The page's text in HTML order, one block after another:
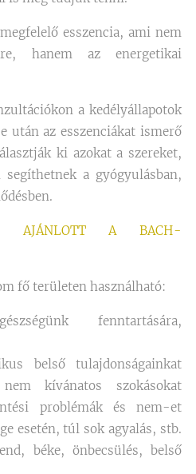
esszencia, ami nem
hanem az energetikai
a kedélyállapotok
után az esszenciákat ismerő
ki azokat a szereket,
a gyógyulásban,
AJÁNLOTT A BACH-
fő területen használható:
fenntartására,
belső tulajdonságainkat
nem kívánatos szokásokat
problémák és nem-et
esetén, túl sok agyalás, stb.
béke, önbecsülés, belső